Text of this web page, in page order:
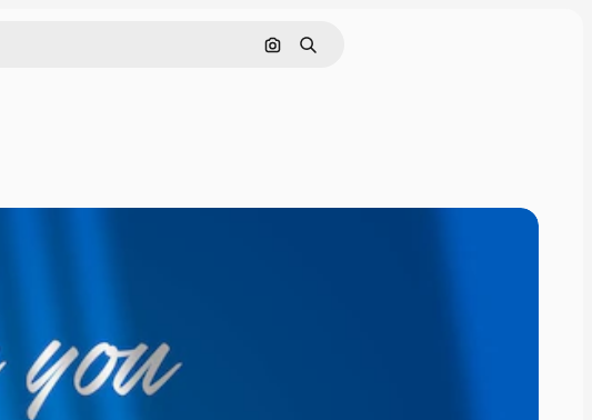
Поиск по изображению
Поиск